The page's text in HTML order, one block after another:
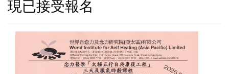
現已接受報名